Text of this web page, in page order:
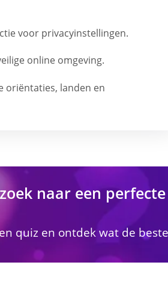
voor privacyinstellingen.
online omgeving.
oriëntaties, landen en
naar een
quiz en ontdek wat de